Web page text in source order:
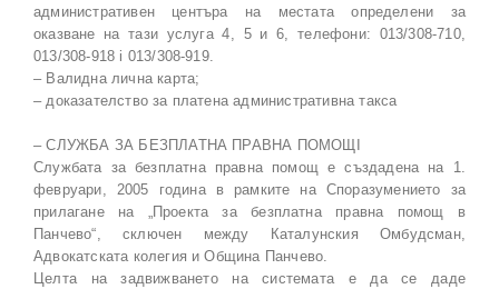
административен центъра на местата определени за
оказване на тази услуга 4, 5 и 6, телефони: 013/308-710,
013/308-918 i 013/308-919.
– Валидна лична карта;
– доказателство за платена административна такса
– СЛУЖБА ЗА БЕЗПЛАТНА ПРАВНА ПОМОЩI
Службата за безплатна правна помощ е създадена на 1.
февруари, 2005 година в рамките на Споразумението за
прилагане на „Проекта за безплатна правна помощ в
Панчево“, сключен между Каталунския Омбудсман,
Адвокатската колегия и Община Панчево.
Целта на задвижването на системата е да се даде